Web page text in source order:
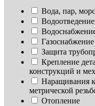
Вода, пар,
Водоотведение
Газоснабжение
Защита
Крепление
конструкций и
Наращивания
метрической
Отопление